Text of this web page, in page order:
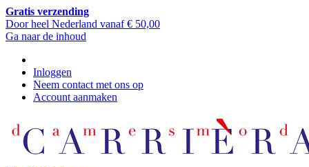
Gratis verzending
Door heel Nederland vanaf € 50,00
Ga naar de inhoud
Inloggen
Neem contact met ons op
Account aanmaken